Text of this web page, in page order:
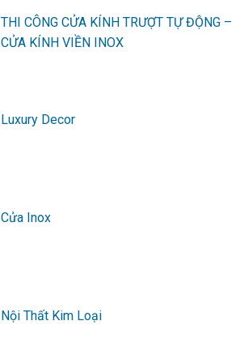
THI CÔNG CỬA KÍNH TRƯỢT TỰ ĐỘNG –
CỬA KÍNH VIỀN INOX
Luxury Decor
Cửa Inox
Nội Thất Kim Loại